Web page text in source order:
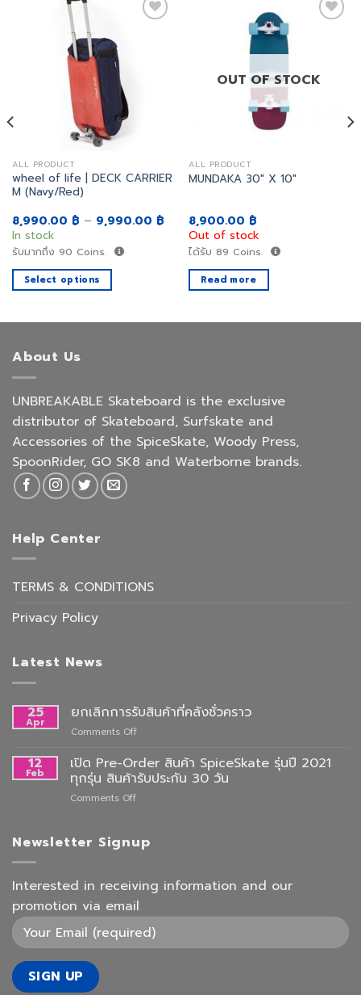
ALL PRODUCT
wheel of life | DECK CARRIER
M (Navy/Red)
8,990.00 ฿ – 9,990.00 ฿
In stock
รับมากถึง 90 Coins.
Select options
multiple
variants.
The
options
may
be
chosen
on
the
product
อยาก
OUT OF STOCK
ALL PRODUCT
MUNDAKA 30″ X 10″
8,900.00 ฿
Out of stock
ได้รับ 89 Coins.
Read more
฿.
About Us
UNBREAKABLE Skateboard is the exclusive
distributor of Skateboard, Surfskate and
Accessories of the SpiceSkate, Woody Press,
SpoonRider, GO SK8 and Waterborne brands.
Help Center
TERMS & CONDITIONS
Privacy Policy
Latest News
25
Apr
ยกเลิกการรับสินค้าที่คลังชั่วคราว
Comments Offon
การ
รับ
สินค้า
12
Feb
เปิด Pre-Order สินค้า SpiceSkate รุ่นปี 2021
ทุกรุ่น สินค้ารับประกัน 30 วัน
Comments Offon
Order
สินค้า
รุ่น
ปี
2021
ทุก
รุ่น
สินค้า
Newsletter Signup
Interested in receiving information and our
promotion via email